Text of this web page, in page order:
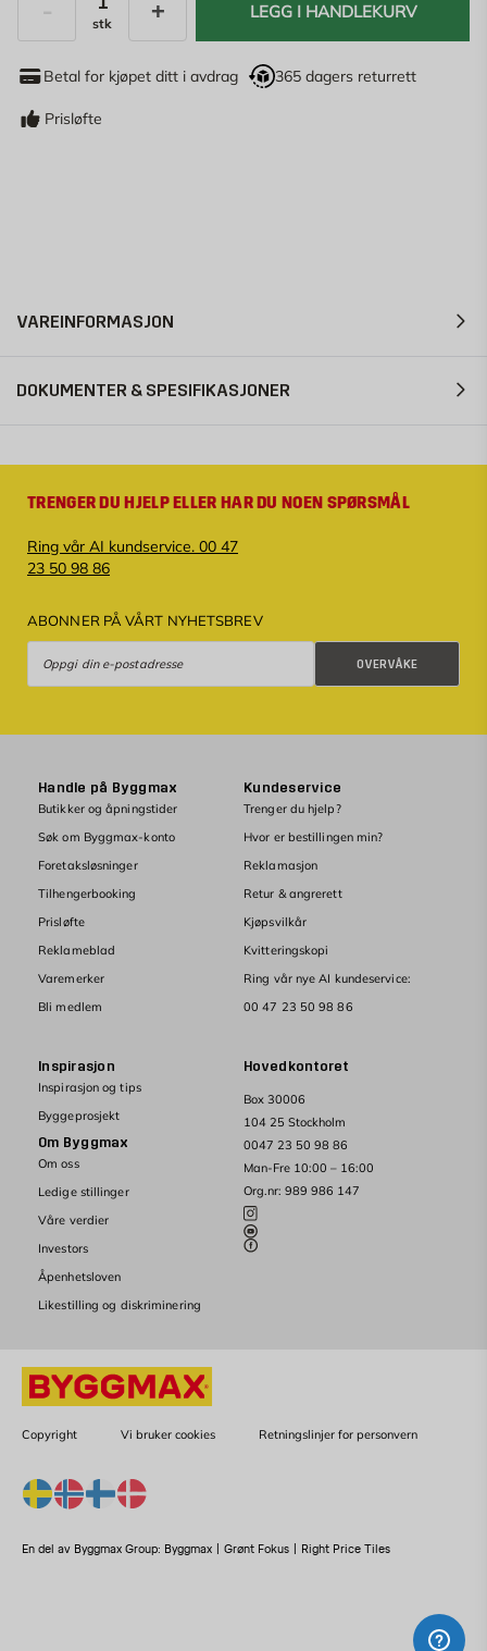
stk
LEGG I HANDLEKURV
Betal for kjøpet ditt i avdrag 365 dagers returrett
Prisløfte
VAREINFORMASJON
DOKUMENTER & SPESIFIKASJONER
TRENGER DU HJELP ELLER HAR DU NOEN SPØRSMÅL
Ring vår AI kundservice. 00 47
23 50 98 86
ABONNER PÅ VÅRT NYHETSBREV
OVERVÅKE
Hovedkontoret
Box 30006
104 25 Stockholm
0047 23 50 98 86
Man-Fre 10:00 – 16:00
Org.nr: 989 986 147
Handle på Byggmax
Butikker og åpningstider
Søk om Byggmax-konto
Foretaksløsninger
Tilhengerbooking
Prisløfte
Reklameblad
Varemerker
Bli medlem
Kundeservice
Trenger du hjelp?
Hvor er bestillingen min?
Reklamasjon
Retur & angrerett
Kjøpsvilkår
Kvitteringskopi
Ring vår nye AI kundeservice:
00 47 23 50 98 86
Inspirasjon
Inspirasjon og tips
Byggeprosjekt
Om Byggmax
Om oss
Ledige stillinger
Våre verdier
Investors
Åpenhetsloven
Likestilling og diskriminering
Copyright Vi bruker cookies Retningslinjer for personvern
En del av Byggmax Group: Byggmax Grønt Fokus Right Price Tiles